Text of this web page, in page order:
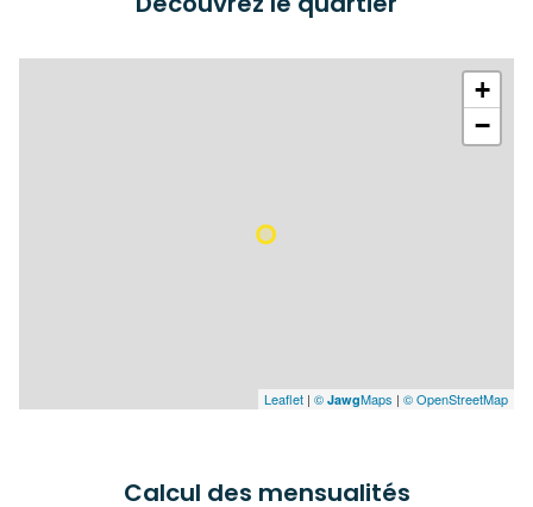
+
−
Leaflet | © JawgMaps | © OpenStreetMap
Calcul des mensualités